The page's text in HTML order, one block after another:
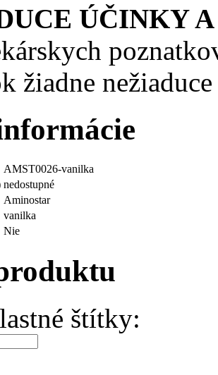
ÚČINKY
žiadne
AMST0026-vanilka
nedostupné
Aminostar
vanilka
Nie
štítky: